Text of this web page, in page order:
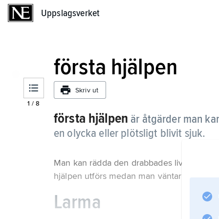
Uppslagsverket
1 /8
första hjälpen
Skriv ut
första hjälpen är åtgärder man
en olycka eller plötsligt blivit sjuk.
Man kan rädda den drabbades liv eller
hjälpen utförs medan man väntar på att
Larma